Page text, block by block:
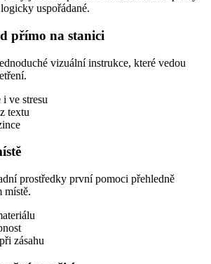
uspořádané.
přímo na stanici
vizuální instrukce, které vedou
ve stresu
textu
prostředky první pomoci přehledně
místě.
zásahu